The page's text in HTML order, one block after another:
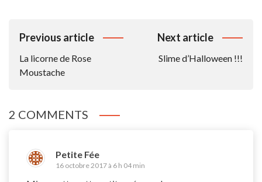
Navigation
L’article
Previous article
La licorne de Rose
Moustache
Next article
Slime d’Halloween !!!
2 COMMENTS
Petite Fée
16 octobre 2017 à 6 h 04 min